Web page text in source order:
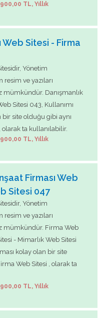
TL, Yıllık
Web Sitesi - Firma
Yönetim
ve yazıları
Danışmanlık
Sitesi 043, Kullanımı
site olduğu gibi aynı
ta kullanılabilir.
TL, Yıllık
Firması Web
Sitesi 047
Yönetim
ve yazıları
mümkündür. Firma Web
- Mimarlık Web Sitesi
kolay olan bir site
Web Sitesi , olarak ta
TL, Yıllık